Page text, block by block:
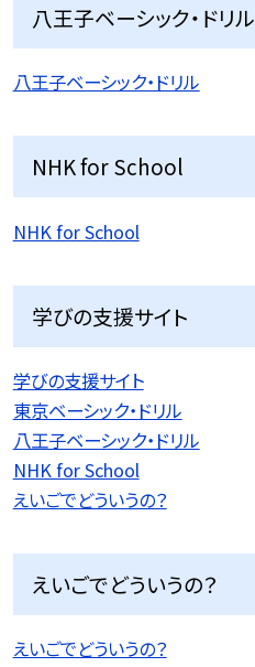
八王子ベーシック・ドリル
八王子ベーシック・ドリル
NHK for School
NHK for School
学びの支援サイト
学びの支援サイト
東京ベーシック・ドリル
八王子ベーシック・ドリル
NHK for School
えいごでどういうの？
えいごでどういうの？
えいごでどういうの？